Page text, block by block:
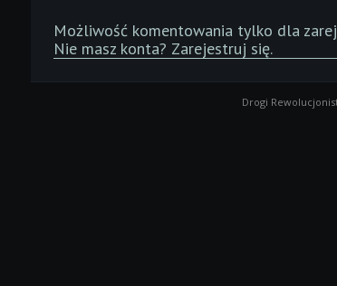
Możliwość komentowania tylko dla
Nie masz konta? Zarejestruj się.
Drogi